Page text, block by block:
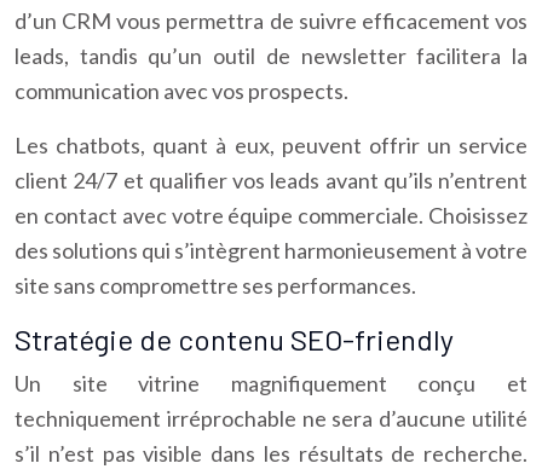
d’un CRM vous permettra de suivre efficacement vos
leads, tandis qu’un outil de newsletter facilitera la
communication avec vos prospects.
Les chatbots, quant à eux, peuvent offrir un service
client 24/7 et qualifier vos leads avant qu’ils n’entrent
en contact avec votre équipe commerciale. Choisissez
des solutions qui s’intègrent harmonieusement à votre
site sans compromettre ses performances.
Stratégie de contenu SEO-friendly
Un site vitrine magnifiquement conçu et
techniquement irréprochable ne sera d’aucune utilité
s’il n’est pas visible dans les résultats de recherche.